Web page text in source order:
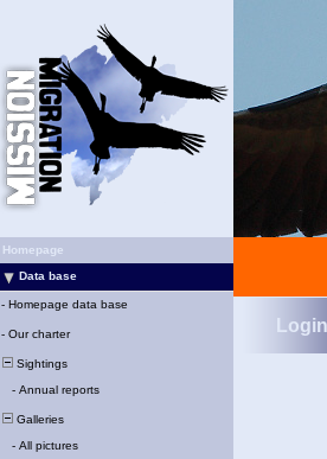
Homepage
Data base
- Homepage data base
- Our charter
Sightings
- Annual reports
Galleries
- All pictures